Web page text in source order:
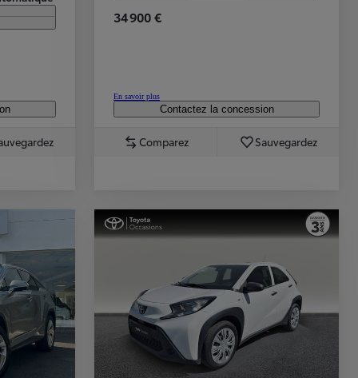
34 900 €
En savoir plus
Contactez la concession
Comparez Sauvegardez